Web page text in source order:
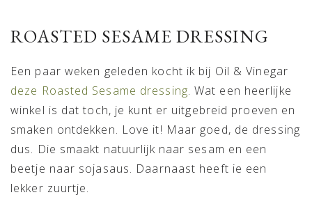
ROASTED SESAME DRESSING
Een paar weken geleden kocht ik bij Oil & Vinegar
deze Roasted Sesame dressing. Wat een heerlijke
winkel is dat toch, je kunt er uitgebreid proeven en
smaken ontdekken. Love it! Maar goed, de dressing
dus. Die smaakt natuurlijk naar sesam en een
beetje naar sojasaus. Daarnaast heeft ie een
lekker zuurtje.